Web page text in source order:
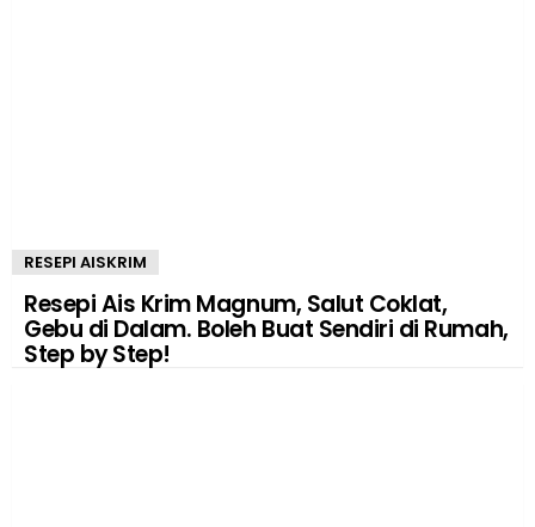
RESEPI AISKRIM
Resepi Ais Krim Magnum, Salut Coklat,
Gebu di Dalam. Boleh Buat Sendiri di Rumah,
Step by Step!